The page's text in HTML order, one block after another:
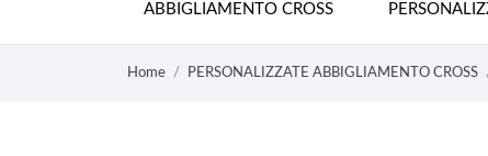
ABBIGLIAMENTO CROSS
Home PERSONALIZZATE ABBIGLIAMENTO CROSS